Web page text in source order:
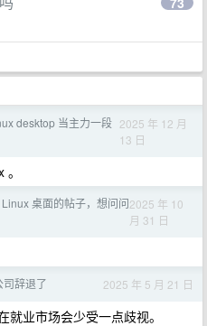
desktop 当主力一段 2025 年 12 月
13 日
桌面的帖子，想问问2025 年 10
月 31 日
司辞退了 2025 年 5 月 21 日
就业市场会少受一点歧视。